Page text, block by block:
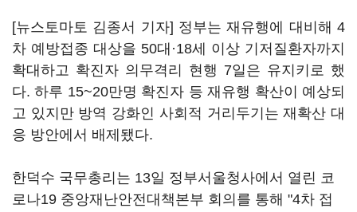
[뉴스토마토 김종서 기자] 정부는 재유행에 대비해 4
차 예방접종 대상을 50대·18세 이상 기저질환자까지
확대하고 확진자 의무격리 현행 7일은 유지키로 했
다. 하루 15~20만명 확진자 등 재유행 확산이 예상되
고 있지만 방역 강화인 사회적 거리두기는 재확산 대
응 방안에서 배제됐다.
한덕수 국무총리는 13일 정부서울청사에서 열린 코
로나19 중앙재난안전대책본부 회의를 통해 "4차 접